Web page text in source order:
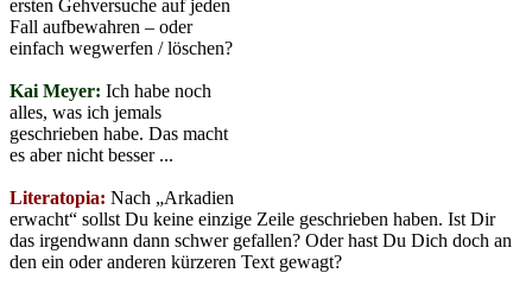
ersten Gehversuche auf jeden
Fall aufbewahren – oder
einfach wegwerfen / löschen?
Kai Meyer: Ich habe noch
alles, was ich jemals
geschrieben habe. Das macht
es aber nicht besser ...
Literatopia: Nach „Arkadien
erwacht“ sollst Du keine einzige Zeile geschrieben haben. Ist Dir
das irgendwann dann schwer gefallen? Oder hast Du Dich doch an
den ein oder anderen kürzeren Text gewagt?